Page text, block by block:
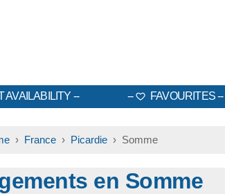
AVAILABILITY FAVOURITES
› France› Picardie› Somme
en Somme